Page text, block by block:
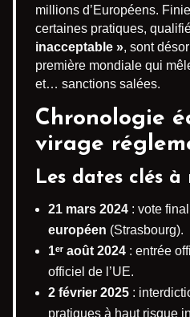
millions d’Européens.
certaines pratiques,
inacceptable », sont
première mondiale qui
et… sanctions salées.
Chronologie
virage
Les dates clés
21 mars 2024 : vote
européen (Strasbourg).
1ᵉʳ août 2024 : entrée
officiel de l’UE.
2 février 2025 :
pratiques à haut risque